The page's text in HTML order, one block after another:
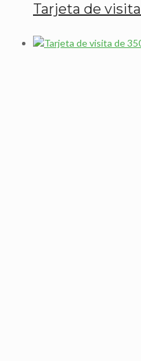
Tarjeta de